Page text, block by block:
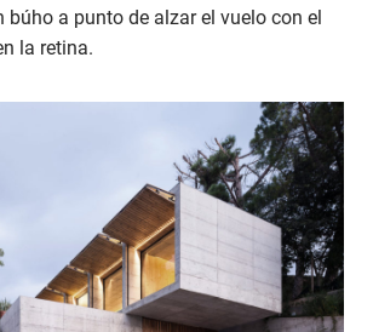
búho a punto de alzar el vuelo con el
la retina.